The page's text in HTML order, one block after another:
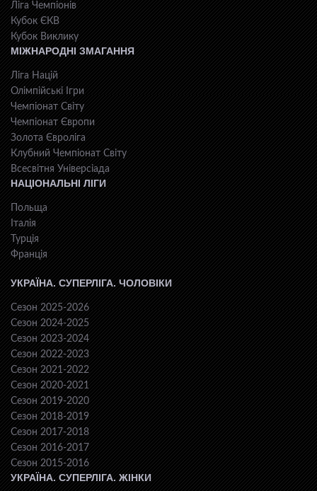
Ліга Чемпіонів
Кубок ЄКВ
Кубок Виклику
МІЖНАРОДНІ ЗМАГАННЯ
Ліга Націй
Олімпійські Ігри
Чемпіонат Світу
Чемпіонат Європи
Золота Євроліга
Клубний Чемпіонат Світу
Всесвiтня Унiверсiaда
НАЦІОНАЛЬНІ ЛІГИ
Польща
Італія
Турція
Франція
УКРАЇНА. СУПЕРЛІГА. ЧОЛОВІКИ
Сезон 2025-2026
Сезон 2024-2025
Сезон 2023-2024
Сезон 2022-2023
Сезон 2021-2022
Сезон 2020-2021
Сезон 2019-2020
Сезон 2018-2019
Сезон 2017-2018
Сезон 2016-2017
Сезон 2015-2016
УКРАЇНА. СУПЕРЛІГА. ЖІНКИ